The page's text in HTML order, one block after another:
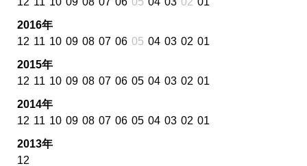
2016年
12 11 10 09 08 07 06 05 04 03 02 01
2015年
12 11 10 09 08 07 06 05 04 03 02 01
2014年
12 11 10 09 08 07 06 05 04 03 02 01
2013年
12